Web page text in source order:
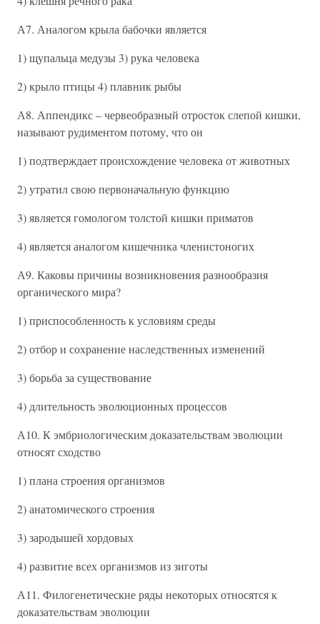
А7. Аналогом крыла бабочки является
1) щупальца медузы 3) рука человека
2) крыло птицы 4) плавник рыбы
А8. Аппендикс – червеобразный отросток слепой кишки,
называют рудиментом потому, что он
1) подтверждает происхождение человека от животных
2) утратил свою первоначальную функцию
3) является гомологом толстой кишки приматов
4) является аналогом кишечника членистоногих
А9. Каковы причины возникновения разнообразия
органического мира?
1) приспособленность к условиям среды
2) отбор и сохранение наследственных изменений
3) борьба за существование
4) длительность эволюционных процессов
А10. К эмбриологическим доказательствам эволюции
относят сходство
1) плана строения организмов
2) анатомического строения
3) зародышей хордовых
4) развитие всех организмов из зиготы
А11. Филогенетические ряды некоторых относятся к
доказательствам эволюции